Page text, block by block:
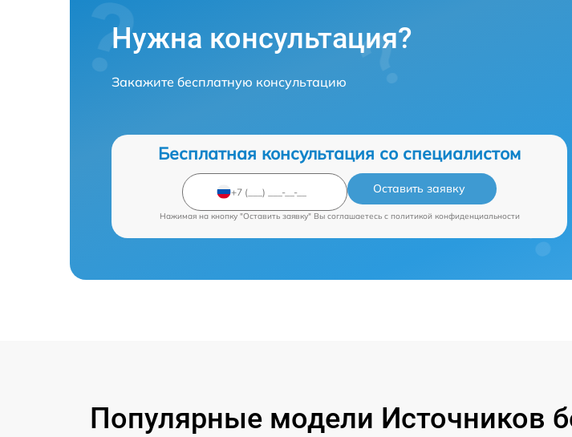
Нужна консультация?
Закажите бесплатную консультацию
Бесплатная консультация со специалистом
Оставить заявку
Нажимая на кнопку "Оставить заявку" Вы соглашаетесь c политикой конфиденциальности
Популярные модели Источников